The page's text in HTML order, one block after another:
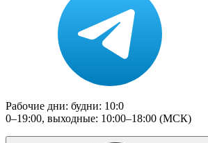
Рабочие дни: будни: 10:0
0–19:00, выходные: 10:00–18:00 (МСК)